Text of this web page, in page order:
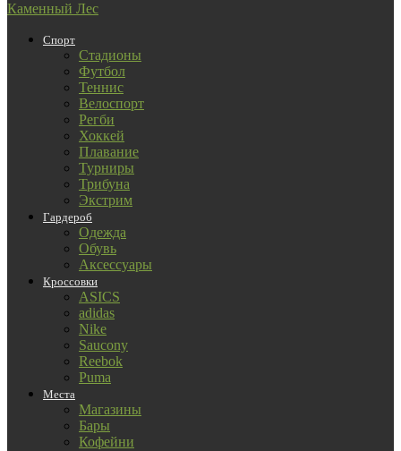
Каменный Лес
Спорт
Стадионы
Футбол
Теннис
Велоспорт
Регби
Хоккей
Плавание
Турниры
Трибуна
Экстрим
Гардероб
Одежда
Обувь
Аксессуары
Кроссовки
ASICS
adidas
Nike
Saucony
Reebok
Puma
Места
Магазины
Бары
Кофейни